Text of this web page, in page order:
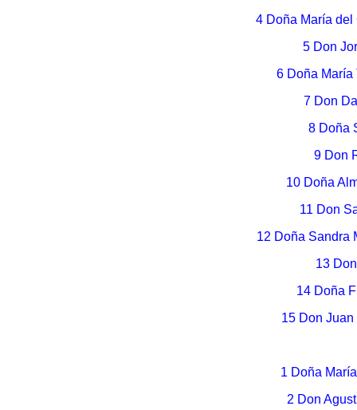
4 Doña María del
5 Don
6 Doña María
7 Don
8 Doña
9 Don
10 Doña
11 Don
12 Doña Sandra
13
14 Doña
15 Don
1 Doña
2 Don